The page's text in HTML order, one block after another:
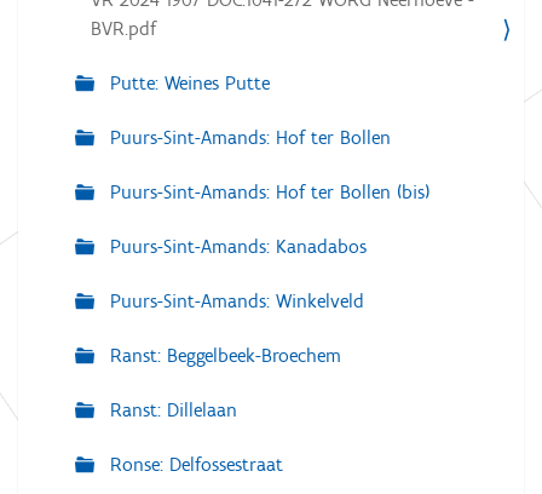
BVR.pdf
Putte: Weines Putte
Puurs-Sint-Amands: Hof ter Bollen
Puurs-Sint-Amands: Hof ter Bollen (bis)
Puurs-Sint-Amands: Kanadabos
Puurs-Sint-Amands: Winkelveld
Ranst: Beggelbeek-Broechem
Ranst: Dillelaan
Ronse: Delfossestraat